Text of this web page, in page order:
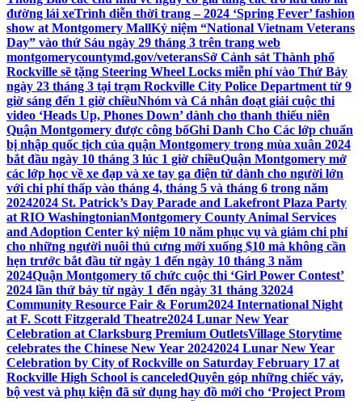
đường lái xeTrình diễn thời trang – 2024 ‘Spring Fever’ fashion
show at Montgomery MallKỷ niệm “National Vietnam Veterans
Day” vào thứ Sáu ngày 29 tháng 3 trên trang web
montgomerycountymd.gov/veteransSở Cảnh sát Thành phố
Rockville sẽ tặng Steering Wheel Locks miễn phí vào Thứ Bảy
ngày 23 tháng 3 tại trạm Rockville City Police Department từ 9
giờ sáng đến 1 giờ chiềuNhóm và Cá nhân đoạt giải cuộc thi
video ‘Heads Up, Phones Down’ dành cho thanh thiếu niên
Quận Montgomery được công bốGhi Danh Cho Các lớp chuẩn
bị nhập quốc tịch của quận Montgomery trong mùa xuân 2024
bắt đầu ngày 10 tháng 3 lúc 1 giờ chiềuQuận Montgomery mở
các lớp học về xe đạp và xe tay ga điện tử dành cho người lớn
với chi phí thấp vào tháng 4, tháng 5 và tháng 6 trong năm
20242024 St. Patrick’s Day Parade and Lakefront Plaza Party
at RIO WashingtonianMontgomery County Animal Services
and Adoption Center kỷ niệm 10 năm phục vụ và giảm chi phí
cho những người nuôi thú cưng mới xuống $10 mà không cần
hẹn trước bắt đầu từ ngày 1 đến ngày 10 tháng 3 năm
2024Quận Montgomery tổ chức cuộc thi ‘Girl Power Contest’
2024 lần thứ bảy từ ngày 1 đến ngày 31 tháng 32024
Community Resource Fair & Forum2024 International Night
at F. Scott Fitzgerald Theatre2024 Lunar New Year
Celebration at Clarksburg Premium OutletsVillage Storytime
celebrates the Chinese New Year 20242024 Lunar New Year
Celebration by City of Rockville on Saturday February 17 at
Rockville High School is canceledQuyên góp những chiếc váy,
bộ vest và phụ kiện đã sử dụng hay đồ mới cho ‘Project Prom